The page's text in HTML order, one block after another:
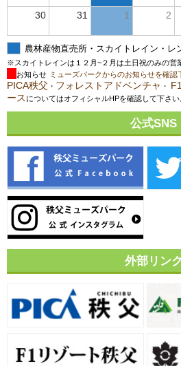
30 31 1 2
農林産物直売所・スカイトレイン・レ
※スカイトレインは１２月~２月は土日祝のみの営
お知らせ ミューズパークからのお知らせを確認
PICA秩父 ・ フォレストアドベンチャ ・
ース についてはオフィシャルHPを確認して下さい
公式SNS
外部リンク